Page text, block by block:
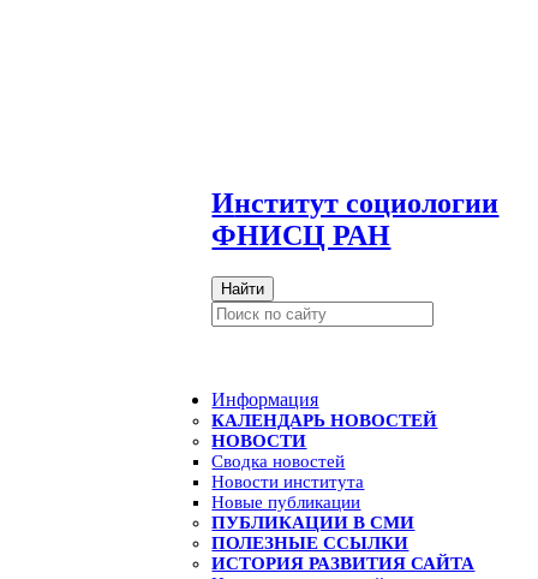
Институт социологии
ФНИСЦ РАН
Найти
Информация
КАЛЕНДАРЬ НОВОСТЕЙ
НОВОСТИ
Сводка новостей
Новости института
Новые публикации
ПУБЛИКАЦИИ В СМИ
ПОЛЕЗНЫЕ ССЫЛКИ
ИСТОРИЯ РАЗВИТИЯ САЙТА